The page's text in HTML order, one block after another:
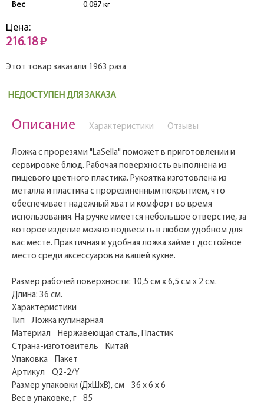
Вес
0.087 кг
Цена:
216.18 ₽
Этот товар заказали 1963 раза
НЕДОСТУПЕН ДЛЯ ЗАКАЗА
Описание Характеристики Отзывы
Ложка с прорезями "LaSella" поможет в приготовлении и
сервировке блюд. Рабочая поверхность выполнена из
пищевого цветного пластика. Рукоятка изготовлена из
металла и пластика с прорезиненным покрытием, что
обеспечивает надежный хват и комфорт во время
использования. На ручке имеется небольшое отверстие, за
которое изделие можно подвесить в любом удобном для
вас месте. Практичная и удобная ложка займет достойное
место среди аксессуаров на вашей кухне.
Размер рабочей поверхности: 10,5 см х 6,5 см х 2 см.
Длина: 36 см.
Характеристики
Тип Ложка кулинарная
Материал Нержавеющая сталь, Пластик
Страна-изготовитель Китай
Упаковка Пакет
Артикул Q2-2/Y
Размер упаковки (ДхШхВ), см 36 x 6 x 6
Вес в упаковке, г 85